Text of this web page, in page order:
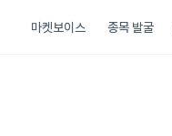
마켓보이스 종목 발굴